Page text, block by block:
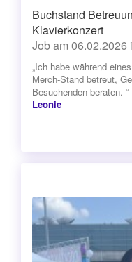
Buchstand
Klavierkonzert
Job am 06.02.2026
„Ich habe während
Merch-Stand betreut,
Besuchenden beraten. “
Leonie